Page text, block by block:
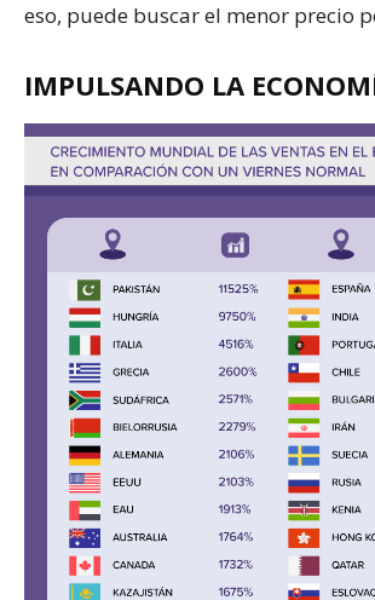
eso, puede buscar el menor precio
IMPULSANDO LA